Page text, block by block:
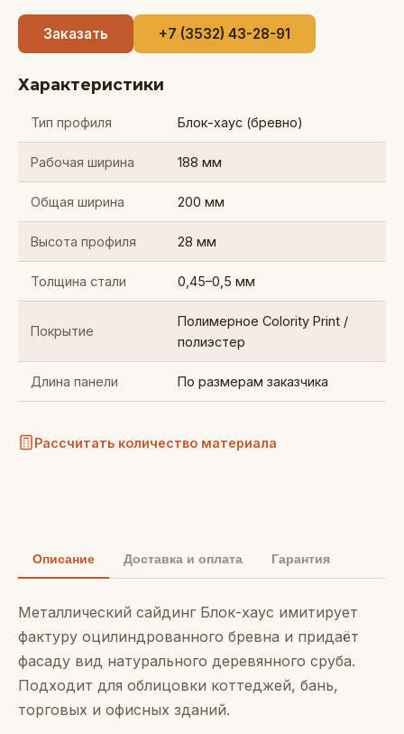
Заказать +7 (3532) 43-28-91
Характеристики
Тип профиля Блок-хаус (бревно)
Рабочая ширина 188 мм
Общая ширина 200 мм
Высота профиля 28 мм
Толщина стали 0,45–0,5 мм
Покрытие
Полимерное Colority Print /
полиэстер
Длина панели По размерам заказчика
Рассчитать количество материала
Описание Доставка и оплата Гарантия
Металлический сайдинг Блок-хаус имитирует
фактуру оцилиндрованного бревна и придаёт
фасаду вид натурального деревянного сруба.
Подходит для облицовки коттеджей, бань,
торговых и офисных зданий.